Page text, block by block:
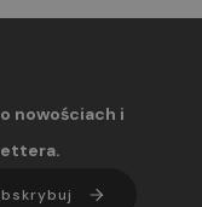
nowościach i